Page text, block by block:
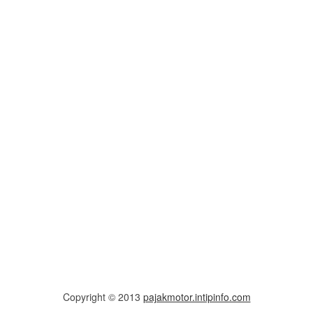
Copyright © 2013 pajakmotor.intipinfo.com